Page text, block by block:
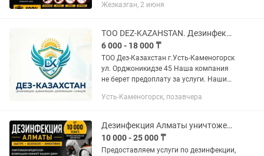
зиянкестерден толықтай құтқарамыз.
Жезказган, 2 июня
TOO DEZ-KAZAHSTAN. Дезинфекция, Уничтожение клопов тараканов
6 000 - 18 000 ₸
ТОО Дез-Казахстан г.Усть-Каменогорск
ул. Орджоникидзе 45 Наша компания
не берет предоплату за услуги. Наши
(клопы, тараканы, блохи, муравьи)
Усть-Каменогорск, позавчера
Дезинфекция Алматы уничтожения насекомых скидка
10 000 - 25 000 ₸
Предоставляем услуги по дезинфекции,